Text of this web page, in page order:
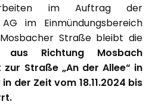
im Auftrag der
im Einmündungsbereich
Straße bleibt die
aus Richtung Mosbach
Straße „An der Allee“ in
der Zeit vom 18.11.2024 bis